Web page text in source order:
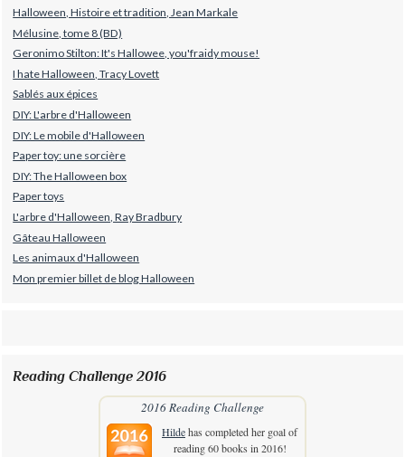
Halloween, Histoire et tradition, Jean Markale
Mélusine, tome 8 (BD)
Geronimo Stilton: It's Hallowee, you'fraidy mouse!
I hate Halloween, Tracy Lovett
Sablés aux épices
DIY: L'arbre d'Halloween
DIY: Le mobile d'Halloween
Paper toy: une sorcière
DIY: The Halloween box
Paper toys
L'arbre d'Halloween, Ray Bradbury
Gâteau Halloween
Les animaux d'Halloween
Mon premier billet de blog Halloween
Reading Challenge 2016
2016 Reading Challenge
Hildehas completed her goal of
reading 60 books in 2016!